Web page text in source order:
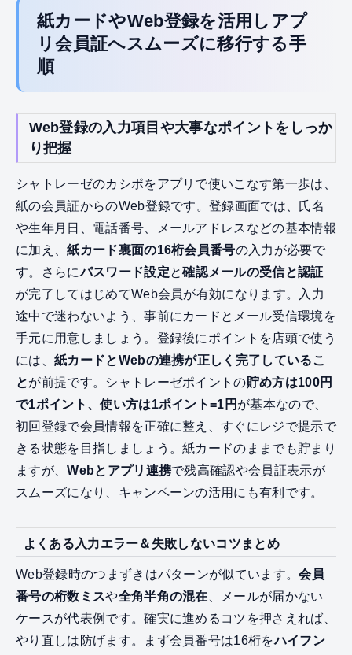
紙カードやWeb登録を活用しアプ
リ会員証へスムーズに移行する手
順
Web登録の入力項目や大事なポイントをしっか
り把握
シャトレーゼのカシポをアプリで使いこなす第一歩は、
紙の会員証からのWeb登録です。登録画面では、氏名
や生年月日、電話番号、メールアドレスなどの基本情報
に加え、紙カード裏面の16桁会員番号の入力が必要で
す。さらにパスワード設定と確認メールの受信と認証
が完了してはじめてWeb会員が有効になります。入力
途中で迷わないよう、事前にカードとメール受信環境を
手元に用意しましょう。登録後にポイントを店頭で使う
には、 紙カードとWebの連携が正しく完了しているこ
とが前提です。シャトレーゼポイントの貯め方は100円
で1ポイント、使い方は1ポイント=1円 が基本なので、
初回登録で会員情報を正確に整え、すぐにレジで提示で
きる状態を目指しましょう。紙カードのままでも貯まり
ますが、Webとアプリ連携で残高確認や会員証表示が
スムーズになり、キャンペーンの活用にも有利です。
よくある入力エラー＆失敗しないコツまとめ
Web登録時のつまずきはパターンが似ています。会員
番号の桁数ミスや全角半角の混在 、メールが届かない
ケースが代表例です。確実に進めるコツを押さえれば、
やり直しは防げます。まず会員番号は16桁をハイフン